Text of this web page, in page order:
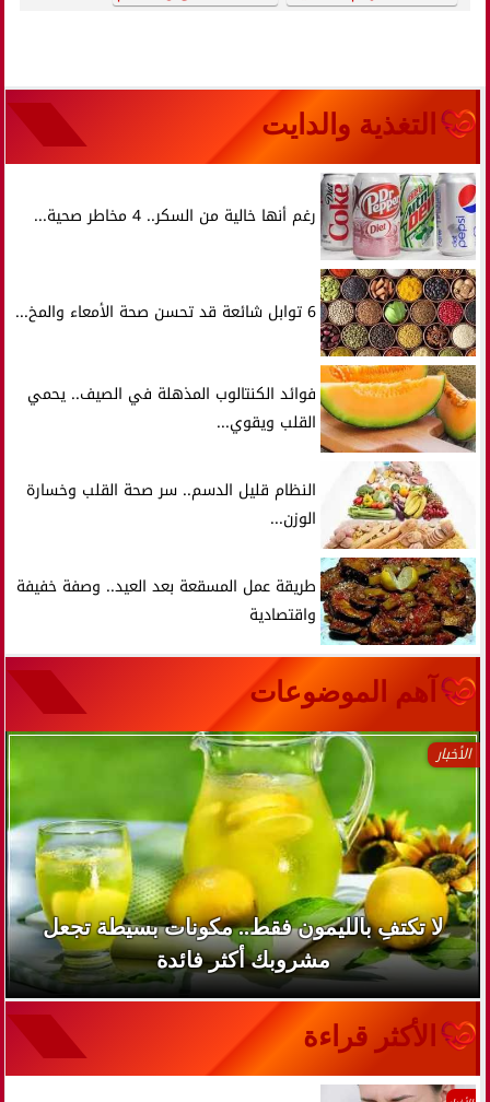
التغذية والدايت
رغم أنها خالية من السكر.. 4 مخاطر صحية...
6 توابل شائعة قد تحسن صحة الأمعاء والمخ...
فوائد الكنتالوب المذهلة في الصيف.. يحمي
القلب ويقوي...
النظام قليل الدسم.. سر صحة القلب وخسارة
الوزن...
طريقة عمل المسقعة بعد العيد.. وصفة خفيفة
واقتصادية
آهم الموضوعات
الأخبار
لا تكتفِ بالليمون فقط.. مكونات بسيطة تجعل
مشروبك أكثر فائدة
الأكثر قراءة